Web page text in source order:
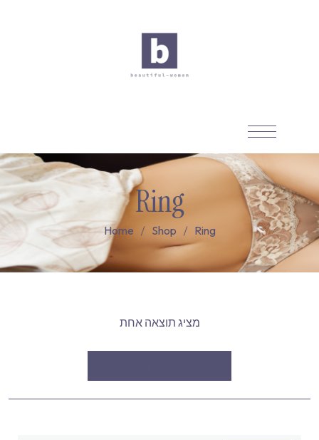
Ring
Home Shop Ring
מציג תוצאה אחת